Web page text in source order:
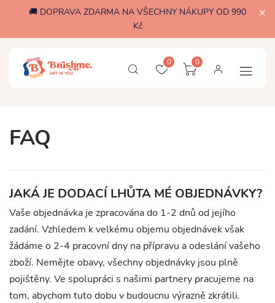
🚚 DOPRAVA ZDARMA NA VŠECHNY NÁKUPY OD 990
Kč
0 0
FAQ
JAKÁ JE DODACÍ LHŮTA MÉ OBJEDNÁVKY?
Vaše objednávka je zpracována do 1-2 dnů od jejího
zadání. Vzhledem k velkému objemu objednávek však
žádáme o 2-4 pracovní dny na přípravu a odeslání vašeho
zboží. Nemějte obavy, všechny objednávky jsou plně
pojištěny. Ve spolupráci s našimi partnery pracujeme na
tom, abychom tuto dobu v budoucnu výrazně zkrátili.